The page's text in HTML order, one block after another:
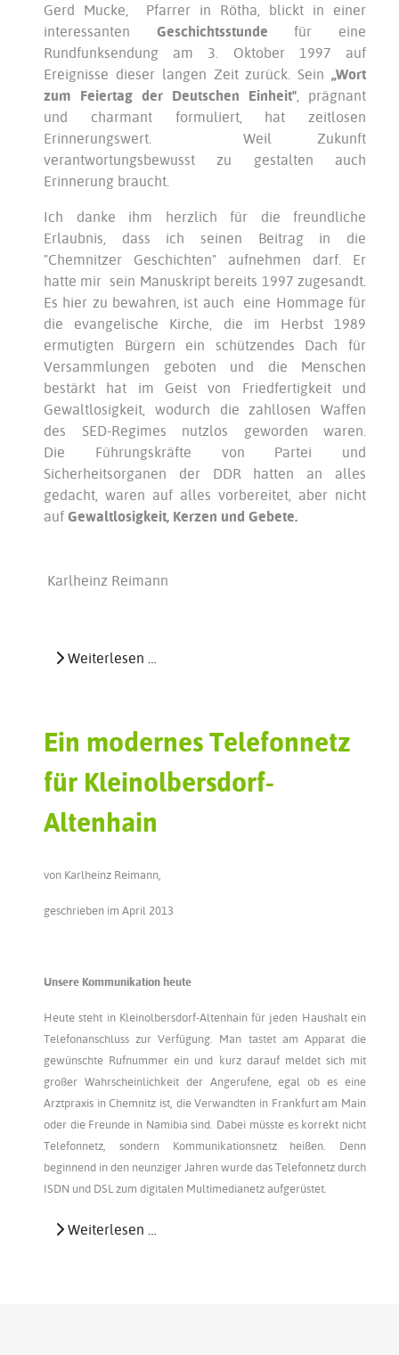
Gerd Mucke, Pfarrer in Rötha, blickt in einer
interessanten Geschichtsstunde für eine
Rundfunksendung am 3. Oktober 1997 auf
Ereignisse dieser langen Zeit zurück. Sein „Wort
zum Feiertag der Deutschen Einheit", prägnant
und charmant formuliert, hat zeitlosen
Erinnerungswert. Weil Zukunft
verantwortungsbewusst zu gestalten auch
Erinnerung braucht.
Ich danke ihm herzlich für die freundliche
Erlaubnis, dass ich seinen Beitrag in die
"Chemnitzer Geschichten" aufnehmen darf. Er
hatte mir sein Manuskript bereits 1997 zugesandt.
Es hier zu bewahren, ist auch eine Hommage für
die evangelische Kirche, die im Herbst 1989
ermutigten Bürgern ein schützendes Dach für
Versammlungen geboten und die Menschen
bestärkt hat im Geist von Friedfertigkeit und
Gewaltlosigkeit, wodurch die zahllosen Waffen
des SED-Regimes nutzlos geworden waren.
Die Führungskräfte von Partei und
Sicherheitsorganen der DDR hatten an alles
gedacht, waren auf alles vorbereitet, aber nicht
auf Gewaltlosigkeit, Kerzen und Gebete.
Karlheinz Reimann
Weiterlesen …
Ein modernes Telefonnetz
für Kleinolbersdorf-
Altenhain
von Karlheinz Reimann,
geschrieben im April 2013
Unsere Kommunikation heute
Heute steht in Kleinolbersdorf-Altenhain für jeden Haushalt ein
Telefonanschluss zur Verfügung. Man tastet am Apparat die
gewünschte Rufnummer ein und kurz darauf meldet sich mit
großer Wahrscheinlichkeit der Angerufene, egal ob es eine
Arztpraxis in Chemnitz ist, die Verwandten in Frankfurt am Main
oder die Freunde in Namibia sind. Dabei müsste es korrekt nicht
Telefonnetz, sondern Kommunikationsnetz heißen. Denn
beginnend in den neunziger Jahren wurde das Telefonnetz durch
ISDN und DSL zum digitalen Multimedianetz aufgerüstet.
Weiterlesen …